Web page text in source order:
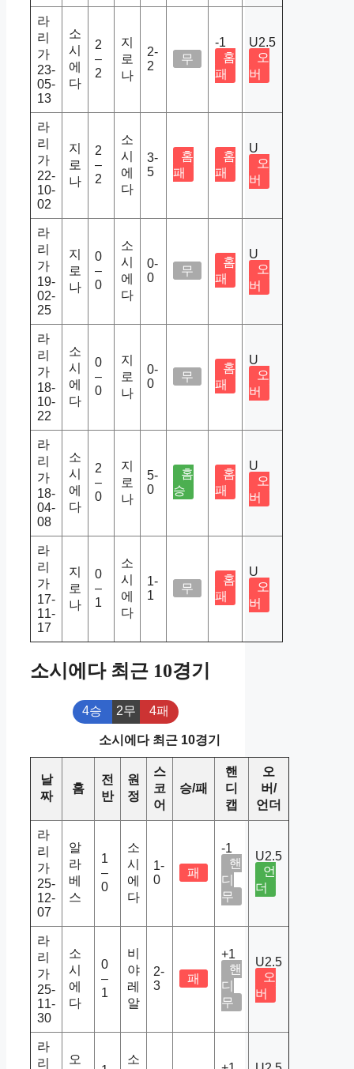
라
리
가
23-
05-
13
소
시
에
다
2
–
2
지
로
나
2-
2
무
-1
홈
패
U2.5
오
버
라
리
가
22-
10-
02
지
로
나
2
–
2
소
시
에
다
3-
5
홈
패
홈
패
U
오
버
라
리
가
19-
02-
25
지
로
나
0
–
0
소
시
에
다
0-
0
무
홈
패
U
오
버
라
리
가
18-
10-
22
소
시
에
다
0
–
0
지
로
나
0-
0
무
홈
패
U
오
버
라
리
가
18-
04-
08
소
시
에
다
2
–
0
지
로
나
5-
0
홈
승
홈
패
U
오
버
라
리
가
17-
11-
17
지
로
나
0
–
1
소
시
에
다
1-
1
무
홈
패
U
오
버
소시에다 최근 10경기
4승 2무 4패
소시에다 최근 10경기
날
짜
홈
전
반
원
정
스
코
어
승/패
핸
디
캡
오
버/
언더
라
리
가
25-
12-
07
알
라
베
스
1
–
0
소
시
에
다
1-
0
패
-1
핸
디
무
U2.5
언
더
라
리
가
25-
11-
30
소
시
에
다
0
–
1
비
야
레
알
2-
3
패
+1
핸
디
무
U2.5
오
버
라
리
오
소